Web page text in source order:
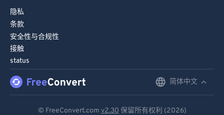
隐私
条款
安全性与合规性
接触
status
简体中文
© FreeConvert.com v2.30 保留所有权利 (2026)